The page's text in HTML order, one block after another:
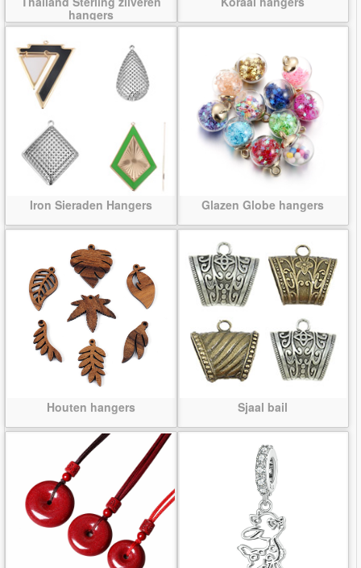
hangers
Iron Sieraden Hangers Glazen Globe hangers
Houten hangers Sjaal bail